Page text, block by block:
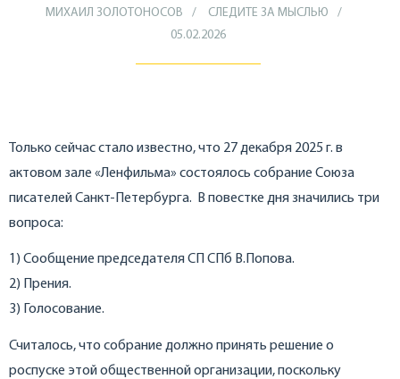
МИХАИЛ ЗОЛОТОНОСОВ
СЛЕДИТЕ ЗА МЫСЛЬЮ
05.02.2026
Только сейчас стало известно, что 27 декабря 2025 г. в
актовом зале «Ленфильма» состоялось собрание Союза
писателей Санкт-Петербурга. В повестке дня значились три
вопроса:
1) Сообщение председателя СП СПб В.Попова.
2) Прения.
3) Голосование.
Считалось, что собрание должно принять решение о
роспуске этой общественной организации, поскольку